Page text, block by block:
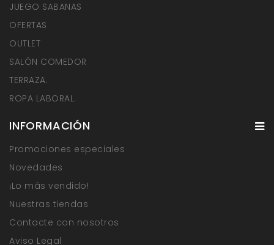
JUEGO SABANAS
OFERTAS
OUTLET
SALÓN COMEDOR
TERRAZA.
ROPA LABORAL.
INFORMACIÓN
Promociones especiales
Novedades
¡Lo más vendido!
Nuestras tiendas
Contacte con nosotros
Aviso Legal